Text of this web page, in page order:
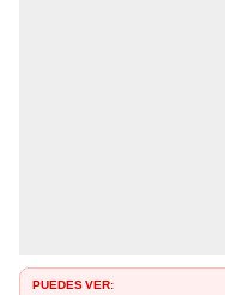
PUEDES VER: